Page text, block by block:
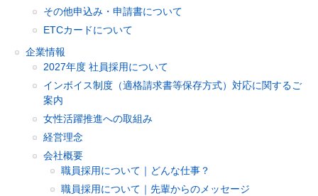
その他申込み・申請書について
ETCカードについて
企業情報
2027年度 社員採用について
インボイス制度（適格請求書等保存方式）対応に関するご
案内
女性活躍推進への取組み
経営理念
会社概要
職員採用について｜どんな仕事？
職員採用について｜先輩からのメッセージ